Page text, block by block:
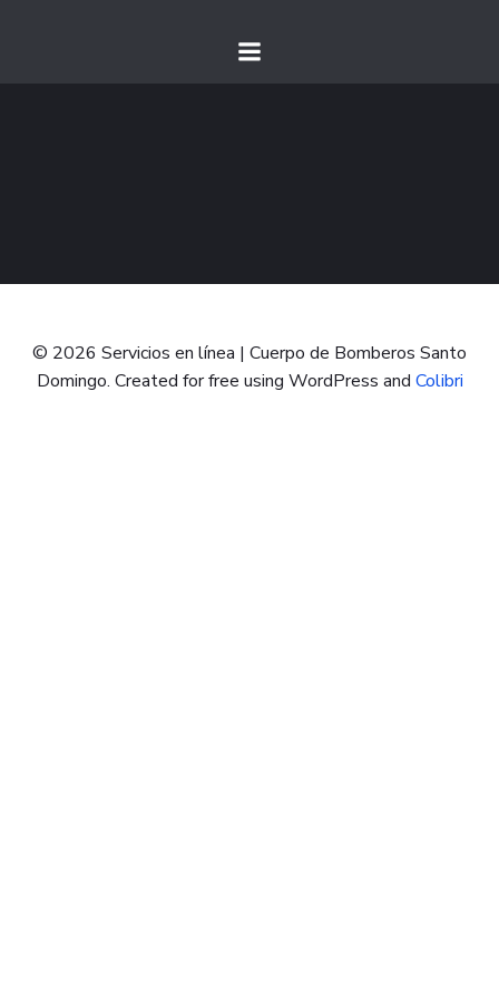
© 2026 Servicios en línea | Cuerpo de Bomberos Santo
Domingo. Created for free using WordPress and Colibri